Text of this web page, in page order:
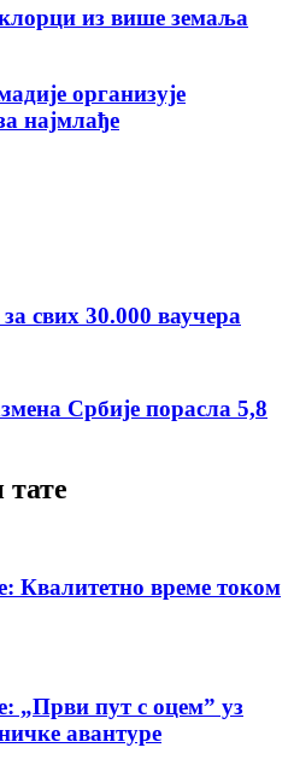
из више земаља
организује
најмлађе
свих 30.000 ваучера
Србије порасла 5,8
Квалитетно време током
„Први пут с оцемˮ уз
авантуре